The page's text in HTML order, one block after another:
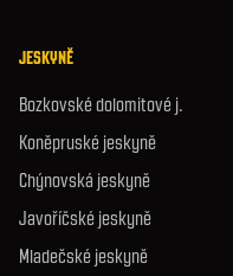
JESKYNĚ
Bozkovské dolomitové j.
Koněpruské jeskyně
Chýnovská jeskyně
Javoříčské jeskyně
Mladečské jeskyně